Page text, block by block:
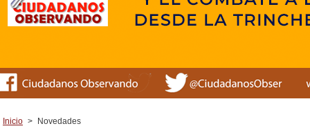
Inicio > Novedades